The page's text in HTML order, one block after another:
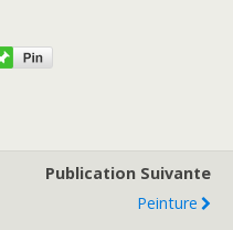
Publication Suivante
Peinture